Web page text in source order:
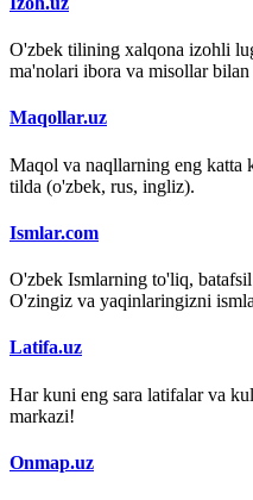
O'zbek tilining xalqona izohli
ma'nolari ibora va misollar
Maqollar.uz
Maqol va naqllarning eng katta
tilda (o'zbek, rus, ingliz).
Ismlar.com
O'zbek Ismlarning to'liq,
O'zingiz va yaqinlaringizni
Latifa.uz
Har kuni eng sara latifalar va
markazi!
Onmap.uz